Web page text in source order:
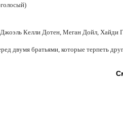
Келли Дотен, Меган Дойл,
двумя братьями, которые терпеть